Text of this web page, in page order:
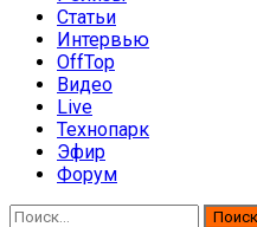
Статьи
Интервью
OffTop
Видео
Live
Технопарк
Эфир
Форум
Найти: